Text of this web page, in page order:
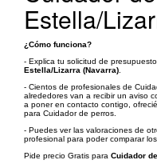
Estella/
¿Cómo funciona?
- Explica tu solicitud de
Estella/Lizarra (Navarra)
- Cientos de profesionales de
alrededores van a recibir un aviso
a poner en contacto contigo,
para Cuidador de perros.
- Puedes ver las valoraciones de
profesional para poder comparar
Pide precio Gratis para Cuidador